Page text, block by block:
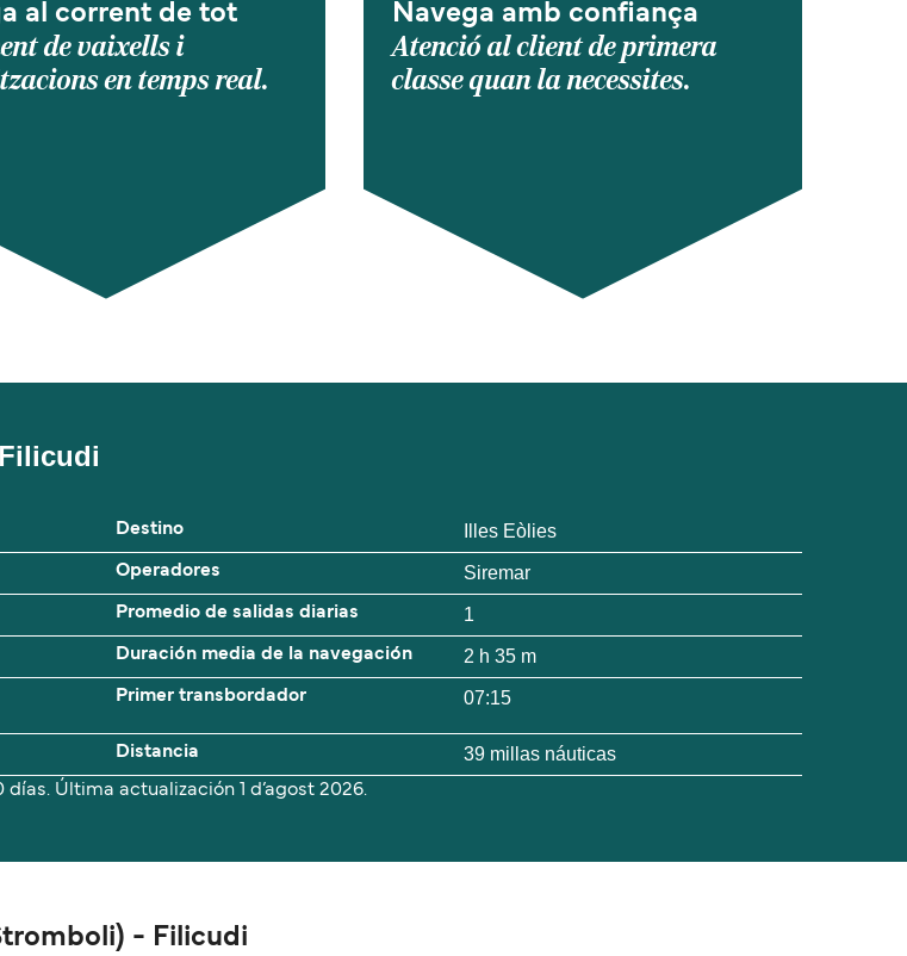
al corrent de tot
de vaixells i
en temps real.
Navega amb confiança
Atenció al client de primera
classe quan la necessites.
Destino Illes Eòlies
Operadores Siremar
Promedio de salidas diarias 1
Duración media de la navegación 2 h 35 m
Primer transbordador 07:15
Distancia 39 millas náuticas
días. Última actualización 1 d’agost 2026.
- Filicudi